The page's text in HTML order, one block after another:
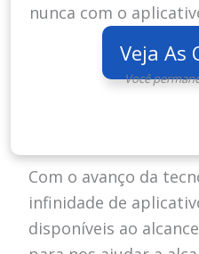
nunca com o
Veja As
Você
Com o avanço da
infinidade de
disponíveis ao